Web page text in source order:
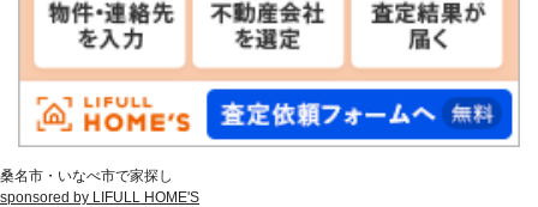
桑名市・いなべ市で家探し
sponsored by LIFULL HOME'S